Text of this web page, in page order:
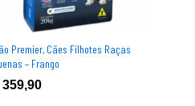
Premier, Cães Filhotes Raças
– Frango
359,90